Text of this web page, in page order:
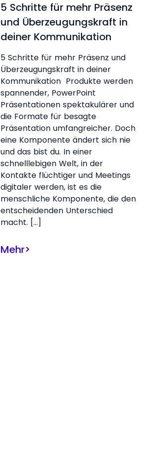
5 Schritte für mehr Präsenz
und Überzeugungskraft in
deiner Kommunikation
5 Schritte für mehr Präsenz und
Überzeugungskraft in deiner
Kommunikation Produkte werden
spannender, PowerPoint
Präsentationen spektakulärer und
die Formate für besagte
Präsentation umfangreicher. Doch
eine Komponente ändert sich nie
und das bist du. In einer
schnelllebigen Welt, in der
Kontakte flüchtiger und Meetings
digitaler werden, ist es die
menschliche Komponente, die den
entscheidenden Unterschied
macht. […]
Mehr>